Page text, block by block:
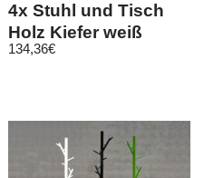
4x Stuhl und Tisch
Holz Kiefer weiß
Natur BOMI®
134,36€